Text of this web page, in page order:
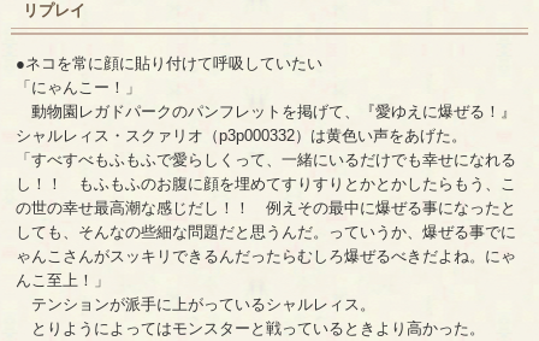
リプレイ
●ネコを常に顔に貼り付けて呼吸していたい
「にゃんこー！」
動物園レガドパークのパンフレットを掲げて、『愛ゆえに爆ぜる！』
シャルレィス・スクァリオ（p3p000332）は黄色い声をあげた。
「すべすべもふもふで愛らしくって、一緒にいるだけでも幸せになれる
し！！ もふもふのお腹に顔を埋めてすりすりとかとかしたらもう、こ
の世の幸せ最高潮な感じだし！！ 例えその最中に爆ぜる事になったと
しても、そんなの些細な問題だと思うんだ。っていうか、爆ぜる事でに
ゃんこさんがスッキリできるんだったらむしろ爆ぜるべきだよね。にゃ
んこ至上！」
テンションが派手に上がっているシャルレィス。
とりようによってはモンスターと戦っているときより高かった。